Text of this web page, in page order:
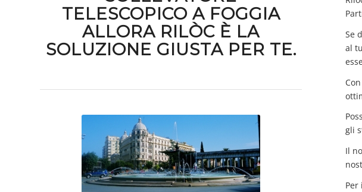
TELESCOPICO A FOGGIA
ALLORA RILÒC È LA
SOLUZIONE GIUSTA PER TE.
Se
al
gli
Il
Per